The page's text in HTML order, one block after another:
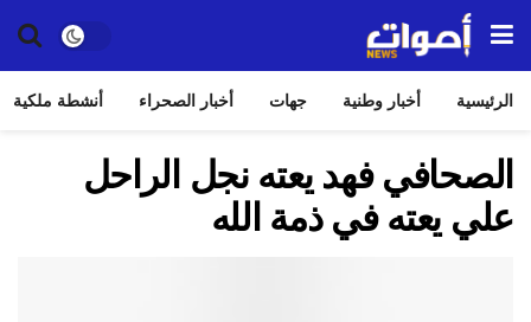
الرئيسية أخبار وطنية جهات أخبار الصحراء أنشطة ملكية
الصحافي فهد يعته نجل الراحل
علي يعته في ذمة الله